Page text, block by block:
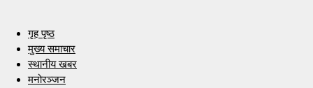
गृह पृष्ठ
मुख्य समाचार
स्थानीय खबर
मनोरञ्जन